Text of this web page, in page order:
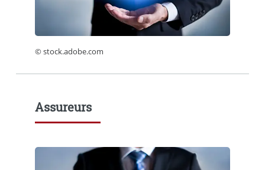
© stock.adobe.com
Assureurs